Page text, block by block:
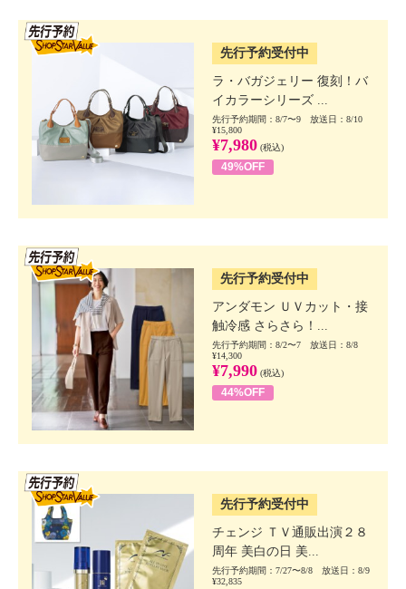
先行予約受付中
ラ・バガジェリー 復刻！バ
イカラーシリーズ ...
先行予約期間：8/7〜9 放送日：8/10
¥15,800
¥7,980 (税込)
49%OFF
先行予約受付中
アンダモン ＵＶカット・接
触冷感 さらさら！...
先行予約期間：8/2〜7 放送日：8/8
¥14,300
¥7,990 (税込)
44%OFF
先行予約受付中
チェンジ ＴＶ通販出演２８
周年 美白の日 美...
先行予約期間：7/27〜8/8 放送日：8/9
¥32,835